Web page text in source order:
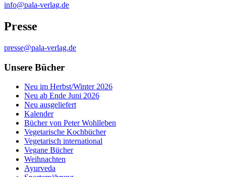
info@pala-verlag.de
Presse
presse@pala-verlag.de
Unsere Bücher
Neu im Herbst/Winter 2026
Neu ab Ende Juni 2026
Neu ausgeliefert
Kalender
Bücher von Peter Wohlleben
Vegetarische Kochbücher
Vegetarisch international
Vegane Bücher
Weihnachten
Ayurveda